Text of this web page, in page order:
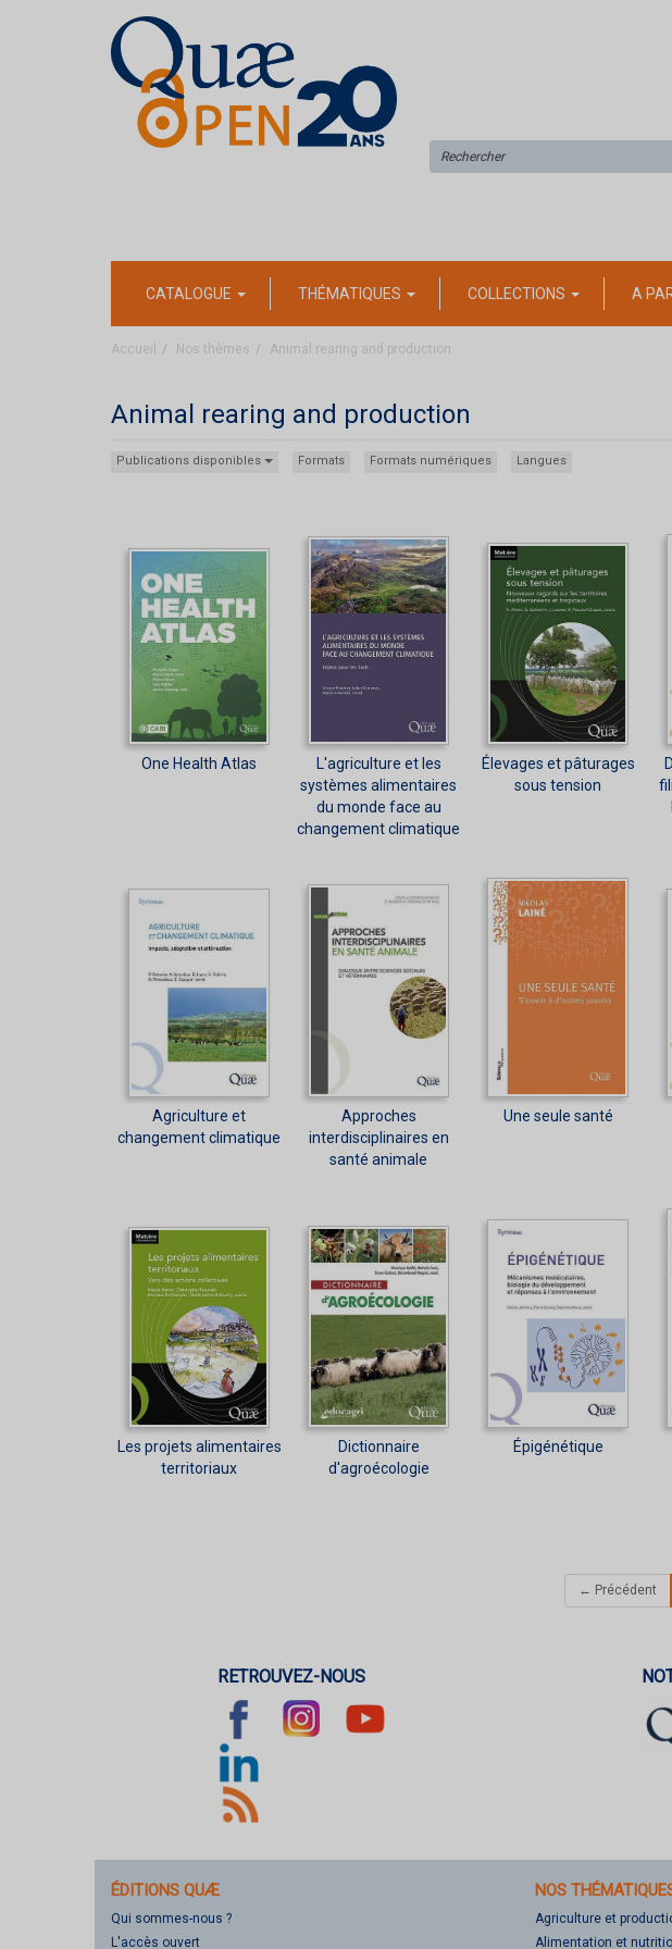
CATALOGUE THÉMATIQUES COLLECTIONS A
Accueil Nos thèmes Animal rearing and production
Animal rearing and production
Publications disponibles Formats Formats numériques Langues
One Health Atlas
L'agriculture et les
systèmes alimentaires
du monde face au
changement climatique
Élevages et pâturages
sous tension
Agriculture et
changement climatique
Approches
interdisciplinaires en
santé animale
Une seule santé
Les projets alimentaires
territoriaux
Dictionnaire
d'agroécologie
Épigénétique
← Précédent
RETROUVEZ-NOUS
ÉDITIONS QUÆ
Qui sommes-nous ?
L'accès ouvert
NOS
Agriculture et
Alimentation et